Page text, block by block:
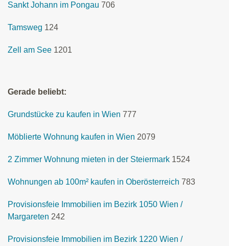
Sankt Johann im Pongau 706
Tamsweg 124
Zell am See 1201
Gerade beliebt:
Grundstücke zu kaufen in Wien 777
Möblierte Wohnung kaufen in Wien 2079
2 Zimmer Wohnung mieten in der Steiermark 1524
Wohnungen ab 100m² kaufen in Oberösterreich 783
Provisionsfeie Immobilien im Bezirk 1050 Wien /
Margareten 242
Provisionsfeie Immobilien im Bezirk 1220 Wien /